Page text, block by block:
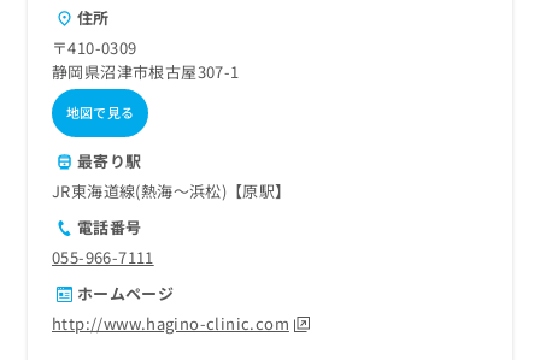
住所
〒410-0309
静岡県沼津市根古屋307-1
地図で見る
最寄り駅
JR東海道線(熱海～浜松)【原駅】
電話番号
055-966-7111
ホームページ
http://www.hagino-clinic.com